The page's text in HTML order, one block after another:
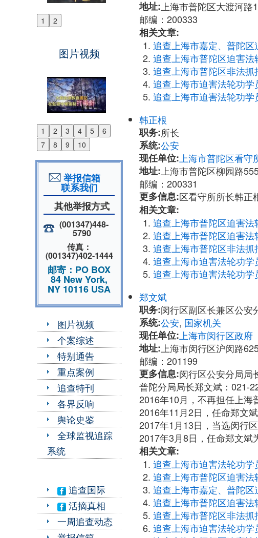
1 2
Previous
图片视频
1 2 3 4 5
6
7
8 9 10
Previous
Next
举报信箱
联系我们
其他举报方式
(001347)448-
5790
传真：
(001347)402-1444
邮寄：PO BOX
84 New York,
NY 10116 USA
图片视频
个案综述
特别通告
重点案例
追查特刊
各界反响
舆论史鉴
全球监视追踪
系统
追查国际
活摘真相
一周追查动态
地址: 上海市普陀区大渡河
邮编：200333
相关文章:
追查上海市嘉定、普陀
追查上海市普陀区迫害
追查上海市普陀区非法
追查上海市迫害法轮功
追查上海市迫害法轮功
韩正根
职务:所长
系统:公安
现任单位: 上海市普陀区看守
地址: 上海市普陀区柳园路
邮编：200331
更多信息:区看守所所长韩正
相关文章:
追查上海市普陀区迫害
追查上海市普陀区迫害
追查上海市普陀区非法
追查上海市迫害法轮功
追查上海市迫害法轮功
郑文斌
职务:闵行区副区长兼区公安
系统:公安, 国家机关
现任单位: 上海市闵行区政府
地址: 上海市闵行区沪闵路
邮编：201199
更多信息:闵行区公安分局局
普陀分局局长郑文斌：021-
2016年10月，不再担任上海
2016年11月2日，任命郑文
2017年1月13日，当选闵行区
2017年3月8日，任命郑文斌
相关文章:
追查上海市迫害法轮功
追查上海市普陀区迫害
追查上海市嘉定、普陀
追查上海市普陀区迫害
追查上海市普陀区非法
追查上海市迫害法轮功